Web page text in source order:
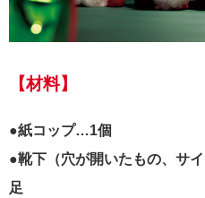
【材料】
●紙コップ…1個
●靴下（穴が開いたもの、サ
足